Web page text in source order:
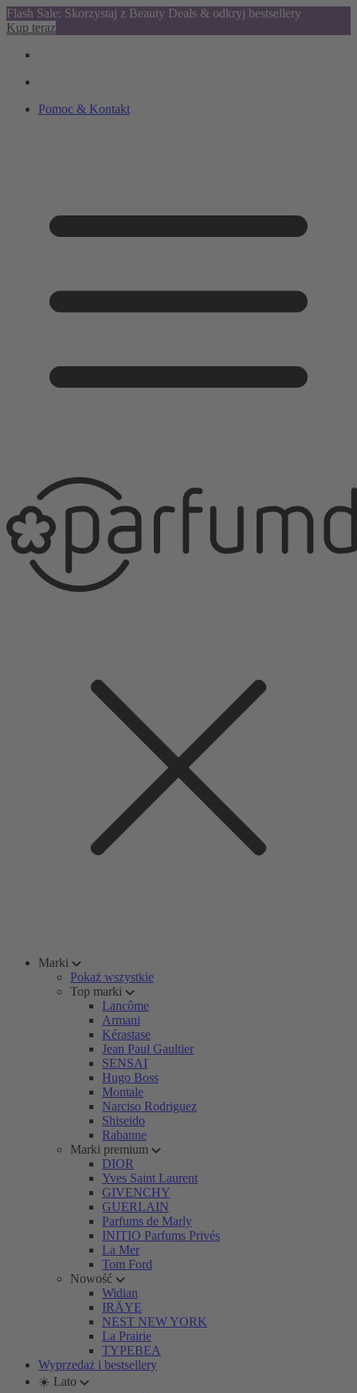
Flash Sale: Skorzystaj z Beauty Deals & odkryj bestsellery
Kup teraz
Pomoc & Kontakt
Marki
Pokaż wszystkie
Top marki
Lancôme
Armani
Kérastase
Jean Paul Gaultier
SENSAI
Hugo Boss
Montale
Narciso Rodriguez
Shiseido
Rabanne
Marki premium
DIOR
Yves Saint Laurent
GIVENCHY
GUERLAIN
Parfums de Marly
INITIO Parfums Privés
La Mer
Tom Ford
Nowość
Widian
IRÄYE
NEST NEW YORK
La Prairie
TYPEBEA
Wyprzedaż i bestsellery
☀️ Lato